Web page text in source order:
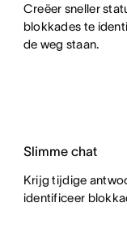
Creëer sneller
blokkades te
de weg staan.
Slimme chat
Krijg tijdige
identificeer